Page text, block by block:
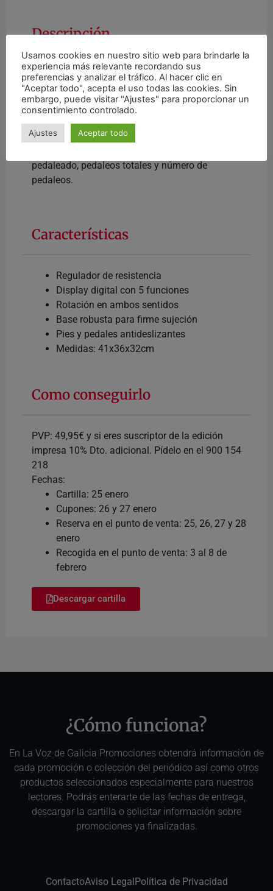
Descripción
Consigue este pedaleador portátil y mantente en
movimiento.
Pedales para brazos y piernas.
Display digital con 5 funciones: distancia
pedaleado, pedaleos totales y número de
pedaleos.
Características
Regulador de resistencia
Display digital con 5 funciones
Rotación en ambos sentidos
Base robusta para firme sujeción
Pies y pedales antideslizantes
Medidas: 41x36x32cm
Como conseguirlo
PVP: 49,95€ y si eres suscriptor de la edición
impresa 10% Dto. adicional. Pídelo en el 900 154
218
Fechas:
Cartilla: 25 enero
Cupones: 26 y 27 enero
Reserva en el punto de venta: 25, 26, 27 y 28
enero
Recogida en el punto de venta: 3 al 8 de
febrero
Descargar cartilla
¿Cómo funciona?
En La Voz de Galicia Promociones obtendrá información de
cada promoción o colección del periódico así como otros
productos seleccionados especialmente para nuestros
lectores. Podrás enterarte de las fechas de entrega,
descargar la cartilla o solicitar información sobre
promociones ya finalizadas.
ContactoAviso LegalPolítica de Privacidad
Usamos cookies en nuestro sitio web para brindarle la
experiencia más relevante recordando sus
preferencias y analizar el tráfico. Al hacer clic en
"Aceptar todo", acepta el uso todas las cookies. Sin
embargo, puede visitar "Ajustes" para proporcionar un
consentimiento controlado.
Ajustes Aceptar todo